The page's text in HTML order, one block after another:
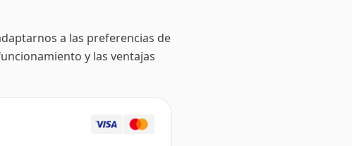
a las preferencias de
y las ventajas